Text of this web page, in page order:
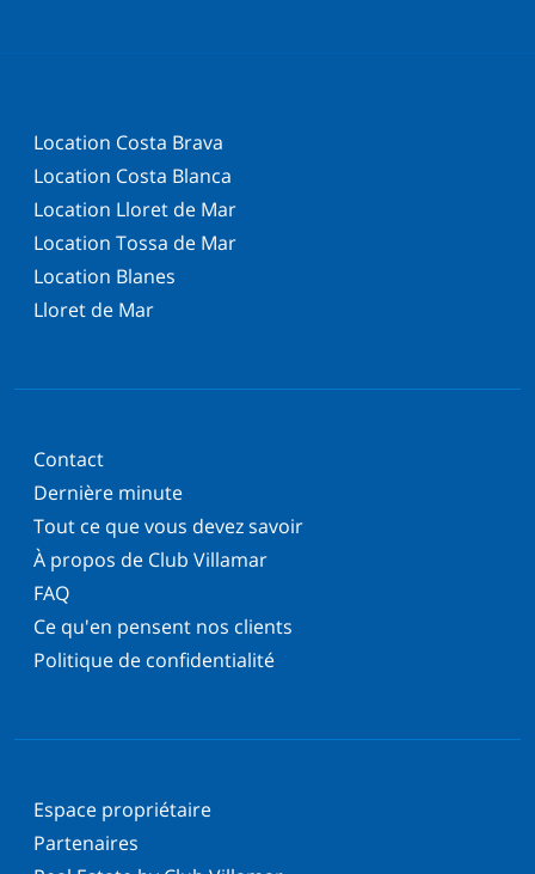
Location Costa Brava
Location Costa Blanca
Location Lloret de Mar
Location Tossa de Mar
Location Blanes
Lloret de Mar
Contact
Dernière minute
Tout ce que vous devez savoir
À propos de Club Villamar
FAQ
Ce qu'en pensent nos clients
Politique de confidentialité
Espace propriétaire
Partenaires